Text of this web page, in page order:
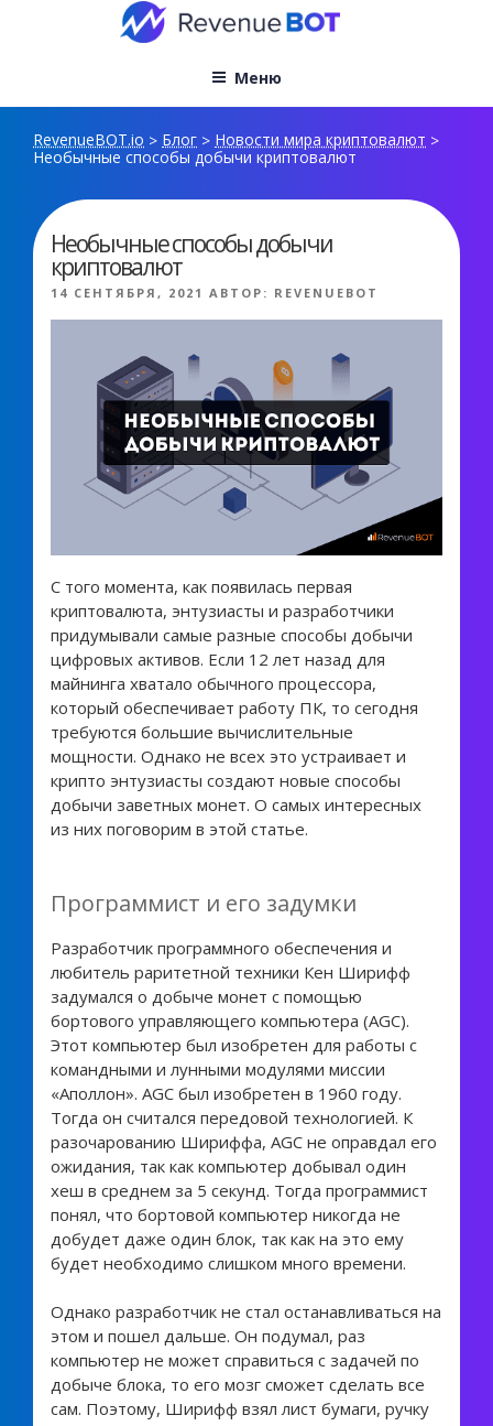
Меню
RevenueBOT.io > Блог > Новости мира криптовалют >
Необычные способы добычи криптовалют
Необычные способы добычи
криптовалют
ОПУБЛИКОВАНО
14 СЕНТЯБРЯ, 2021 АВТОР: REVENUEBOT
С того момента, как появилась первая
криптовалюта, энтузиасты и разработчики
придумывали самые разные способы добычи
цифровых активов. Если 12 лет назад для
майнинга хватало обычного процессора,
который обеспечивает работу ПК, то сегодня
требуются большие вычислительные
мощности. Однако не всех это устраивает и
крипто энтузиасты создают новые способы
добычи заветных монет. О самых интересных
из них поговорим в этой статье.
Программист и его задумки
Разработчик программного обеспечения и
любитель раритетной техники Кен Ширифф
задумался о добыче монет с помощью
бортового управляющего компьютера (AGC).
Этот компьютер был изобретен для работы с
командными и лунными модулями миссии
«Аполлон». AGC был изобретен в 1960 году.
Тогда он считался передовой технологией. К
разочарованию Шириффа, AGC не оправдал его
ожидания, так как компьютер добывал один
хеш в среднем за 5 секунд. Тогда программист
понял, что бортовой компьютер никогда не
добудет даже один блок, так как на это ему
будет необходимо слишком много времени.
Однако разработчик не стал останавливаться на
этом и пошел дальше. Он подумал, раз
компьютер не может справиться с задачей по
добыче блока, то его мозг сможет сделать все
сам. Поэтому, Ширифф взял лист бумаги, ручку